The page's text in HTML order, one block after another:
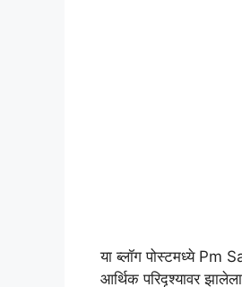
या ब्लॉग पोस्टमध्ये Pm
आर्थिक परिदृश्यावर